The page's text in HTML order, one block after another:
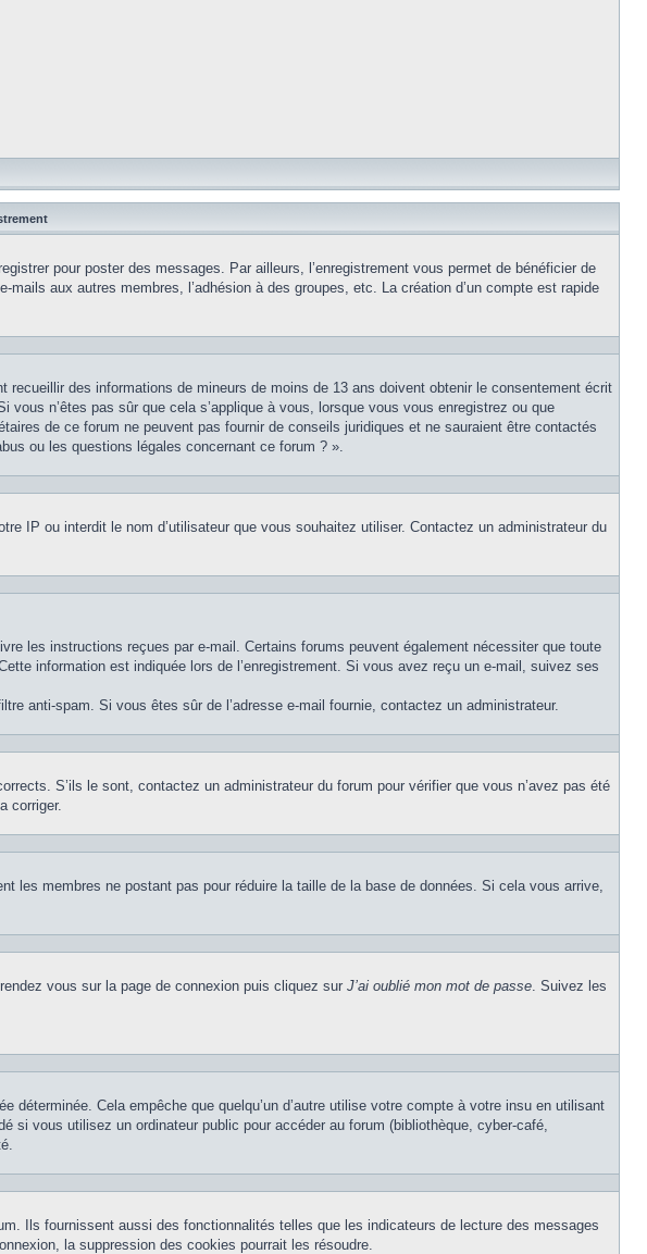
pour poster des messages. Par ailleurs, l’enregistrement vous permet de bénéficier de
aux autres membres, l’adhésion à des groupes, etc. La création d’un compte est rapide
des informations de mineurs de moins de 13 ans doivent obtenir le consentement écrit
n’êtes pas sûr que cela s’applique à vous, lorsque vous vous enregistrez ou que
de ce forum ne peuvent pas fournir de conseils juridiques et ne sauraient être contactés
ou les questions légales concernant ce forum ? ».
IP ou interdit le nom d’utilisateur que vous souhaitez utiliser. Contactez un administrateur du
les instructions reçues par e-mail. Certains forums peuvent également nécessiter que toute
information est indiquée lors de l’enregistrement. Si vous avez reçu un e-mail, suivez ses
anti-spam. Si vous êtes sûr de l’adresse e-mail fournie, contactez un administrateur.
S’ils le sont, contactez un administrateur du forum pour vérifier que vous n’avez pas été
corriger.
les membres ne postant pas pour réduire la taille de la base de données. Si cela vous arrive,
vous sur la page de connexion puis cliquez sur J’ai oublié mon mot de passe. Suivez les
déterminée. Cela empêche que quelqu’un d’autre utilise votre compte à votre insu en utilisant
si vous utilisez un ordinateur public pour accéder au forum (bibliothèque, cyber-café,
Ils fournissent aussi des fonctionnalités telles que les indicateurs de lecture des messages
la suppression des cookies pourrait les résoudre.